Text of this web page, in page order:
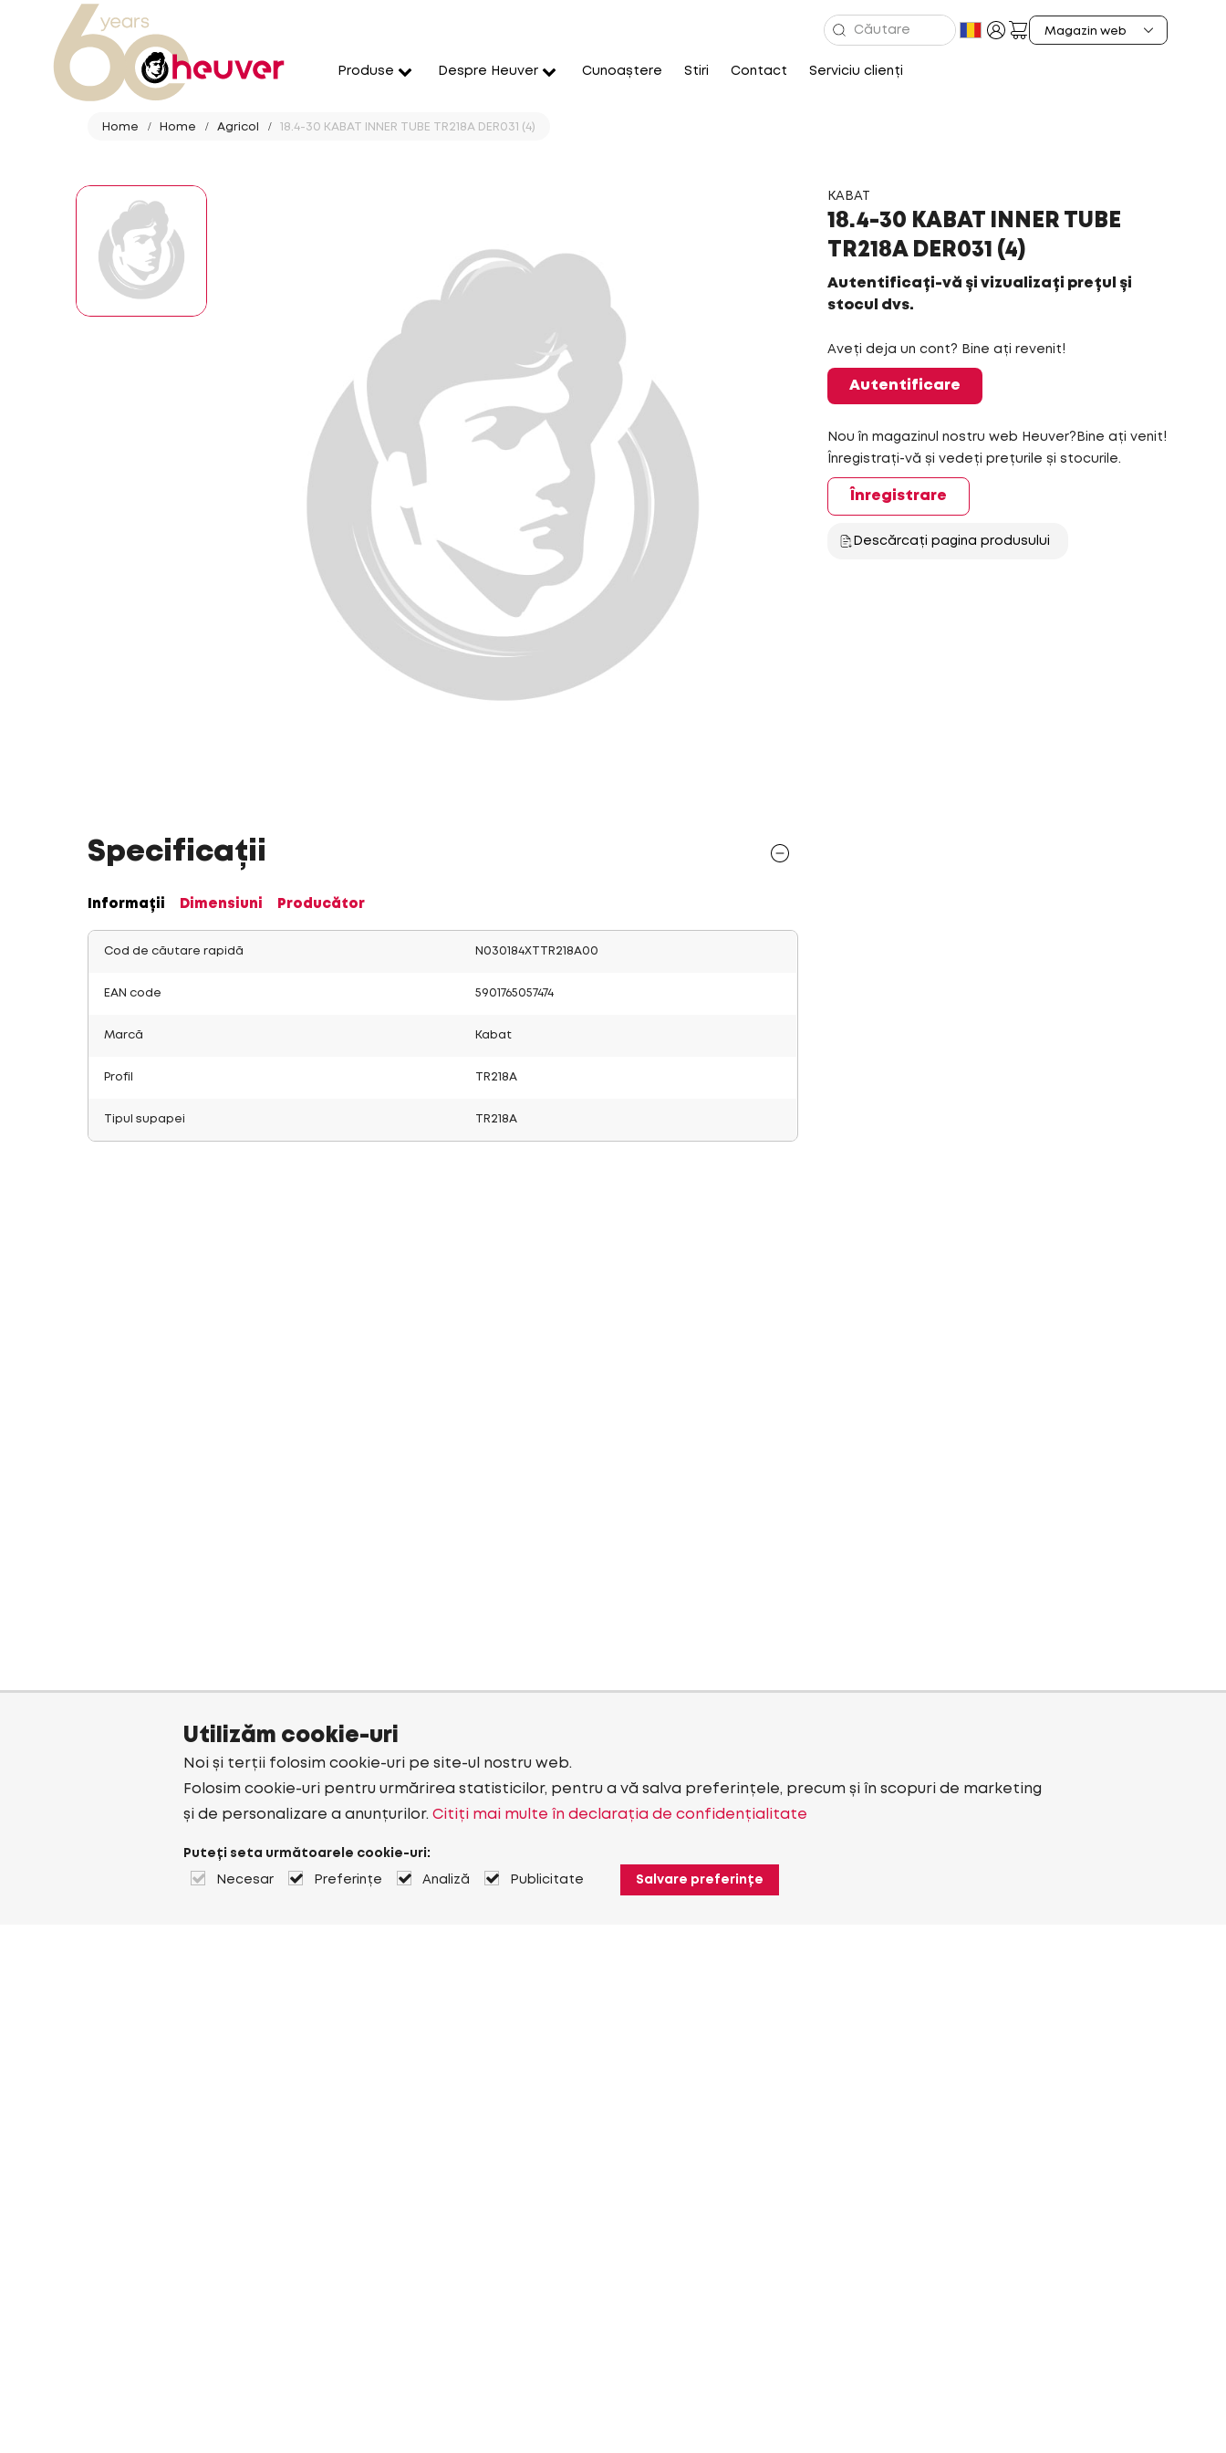
Produse Despre Heuver Cunoaștere Stiri Contact Serviciu clienți
Home Home Agricol 18.4-30 KABAT INNER TUBE TR218A DER031 (4)
KABAT
18.4-30 KABAT INNER TUBE
TR218A DER031 (4)
Autentificați-vă și vizualizați prețul și
stocul dvs.
Aveți deja un cont? Bine ați revenit!
Autentificare
Nou în magazinul nostru web Heuver?Bine ați venit!
Înregistrați-vă și vedeți prețurile și stocurile.
Înregistrare
Descărcați pagina produsului
Specificații
Informații Dimensiuni Producător
Cod de căutare rapidă N030184XTTR218A00
EAN code 5901765057474
Marcă Kabat
Profil TR218A
Tipul supapei TR218A
Utilizăm cookie-uri
Noi și terții folosim cookie-uri pe site-ul nostru web.
Folosim cookie-uri pentru urmărirea statisticilor, pentru a vă salva preferințele, precum și în scopuri de marketing
și de personalizare a anunțurilor. Citiți mai multe în declarația de confidențialitate
Puteți seta următoarele cookie-uri:
Necesar Preferințe Analiză Publicitate Salvare preferințe